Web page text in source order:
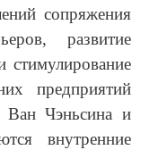
сопряжения
развитие
стимулирование
предприятий
Чэньсина и
внутренние